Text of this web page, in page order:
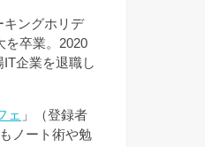
キングホリデ
を卒業。2020
企業を退職し
ェ 」（登録者
ノート術や勉